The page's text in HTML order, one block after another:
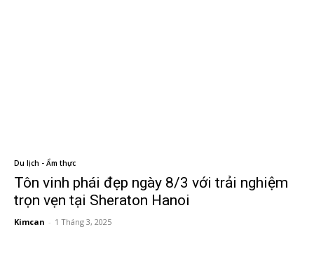
Du lịch - Ẩm thực
Tôn vinh phái đẹp ngày 8/3 với trải nghiệm
trọn vẹn tại Sheraton Hanoi
Kimcan - 1 Tháng 3, 2025